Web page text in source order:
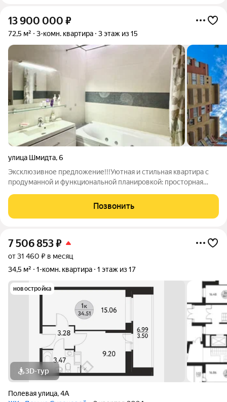
13 900 000 ₽
72,5 м² 3-комн. квартира 3 этаж из 15
улица Шмидта,6
Эксклюзивное предложение!!!Уютная и стильная квартира с
продуманной и функциональной планировкой: просторная
гостинная ,лоджия. Обустроенная территория с детскими
игровыми площадками, набережной и
Позвонить
7 506 853₽
от 31 460 ₽ в месяц
34,5 м²
1-комн. квартира 1 этаж из 17
новостройка
3D-тур
Полевая улица,4А